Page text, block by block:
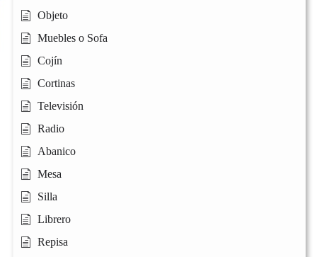
Objeto
Muebles o Sofa
Cojín
Cortinas
Televisión
Radio
Abanico
Mesa
Silla
Librero
Repisa